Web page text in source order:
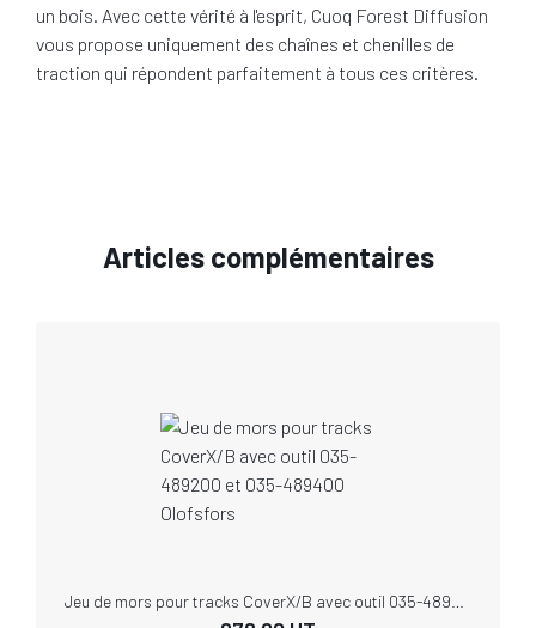
un bois. Avec cette vérité à l'esprit, Cuoq Forest Diffusion
vous propose uniquement des chaînes et chenilles de
traction qui répondent parfaitement à tous ces critères.
Articles complémentaires